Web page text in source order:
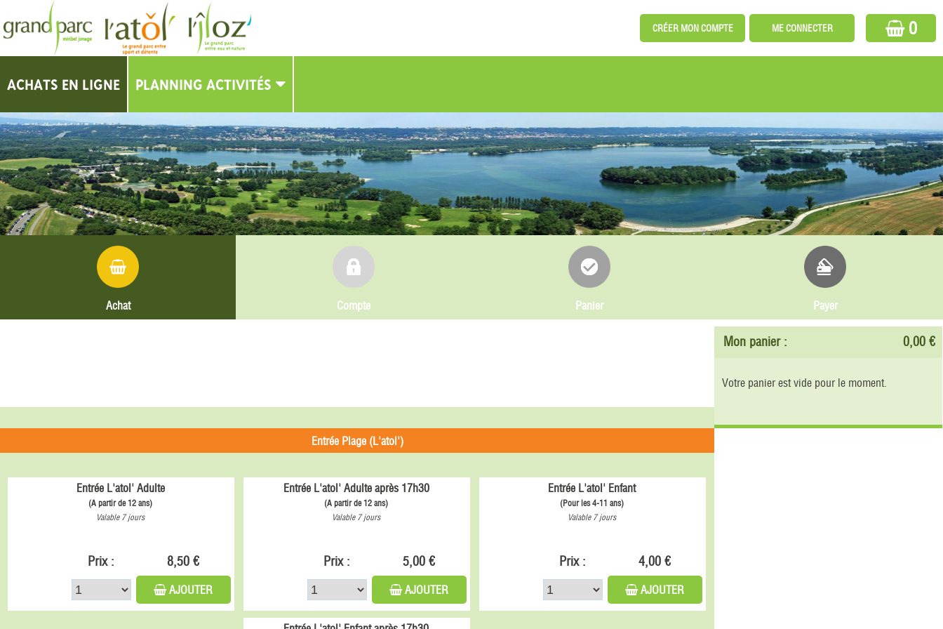
0
ACHATS EN LIGNE PLANNING ACTIVITÉS
PLANNING
Achat Compte Panier Payer
Entrée Plage (L'atol')
Entrée L'atol' Adulte
(A partir de 12 ans)
Valable 7 jours
Prix : 8,50 €
AJOUTER
Entrée L'atol' Adulte après 17h30
(A partir de 12 ans)
Valable 7 jours
Prix : 5,00 €
AJOUTER
Entrée L'atol' Enfant
(Pour les 4-11 ans)
Valable 7 jours
Prix : 4,00 €
AJOUTER
Mon panier : 0,00 €
Votre panier est vide pour le moment.